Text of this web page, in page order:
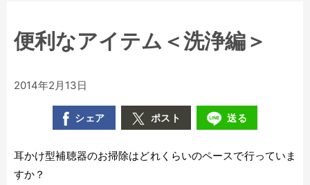
便利なアイテム＜洗浄編＞
2014年2月13日
シェア ポスト 送る
耳かけ型補聴器のお掃除はどれくらいのペースで行っていま
すか？